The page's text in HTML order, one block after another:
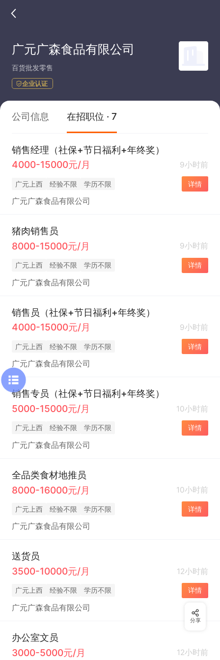
广元广森食品有限公司
百货批发零售
企业认证
公司信息 在招职位 · 7
销售经理（社保+节日福利+年终奖）
4000-15000元/月
9小时前
广元上西 经验不限 学历不限 详情
广元广森食品有限公司
猪肉销售员
8000-15000元/月
9小时前
广元上西 经验不限 学历不限 详情
广元广森食品有限公司
销售员（社保+节日福利+年终奖）
4000-15000元/月
9小时前
广元上西 经验不限 学历不限 详情
广元广森食品有限公司
销售专员（社保+节日福利+年终奖）
5000-15000元/月
10小时前
广元上西 经验不限 学历不限 详情
广元广森食品有限公司
全品类食材地推员
8000-16000元/月
10小时前
广元上西 经验不限 学历不限 详情
广元广森食品有限公司
送货员
3500-10000元/月
12小时前
广元上西 经验不限 学历不限 详情
广元广森食品有限公司
办公室文员
3000-5000元/月
12小时前
分享